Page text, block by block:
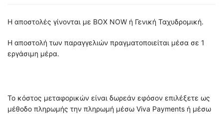
Η αποστολές γίνονται με BOX NOW ή Γενική Ταχυδρομική.
Η αποστολή των παραγγελιών πραγματοποιείται μέσα σε 1
εργάσιμη μέρα.
Το κόστος μεταφορικών είναι δωρεάν εφόσον επιλέξετε ως
μέθοδο πληρωμής την πληρωμή μέσω Viva Payments ή μέσω